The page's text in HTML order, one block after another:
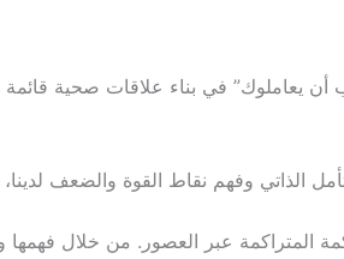
يعاملوك” في بناء علاقات صحية قائمة
الذاتي وفهم نقاط القوة والضعف
المتراكمة عبر العصور. من خلال فهمها